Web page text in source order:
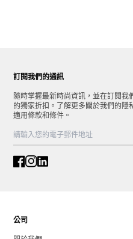
訂閱我們的通訊
隨時掌握最新時尚資訊，並在訂閱我
的獨家折扣。了解更多關於我們的隱
適用條款和條件。
公司